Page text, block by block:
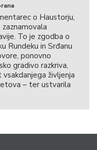
o Haustorju,
To je zgodba o
Rundeku in Srđanu
ponovno
gradivo razkriva,
življenja
– ter ustvarila